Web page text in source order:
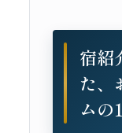
宿紹
た、
ムの